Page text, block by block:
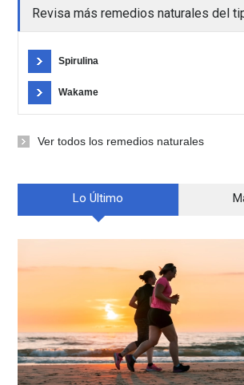
Revisa más remedios naturales del
Spirulina
Wakame
Ver todos los remedios naturales
Lo Último